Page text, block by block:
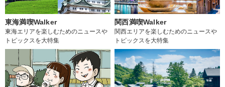
東海満喫Walker
東海エリアを楽しむためのニュースや
トピックスを大特集
関西満喫Walker
関西エリアを楽しむためのニュースや
トピックスを大特集